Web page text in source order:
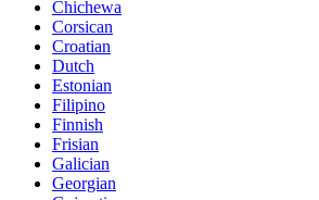
Chichewa
Corsican
Croatian
Dutch
Estonian
Filipino
Finnish
Frisian
Galician
Georgian